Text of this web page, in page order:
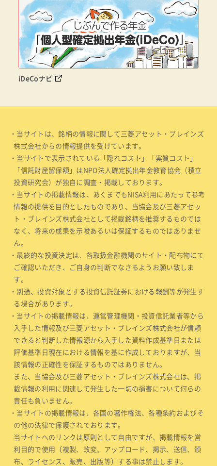
iDeCoナビ
・当サイトは、銘柄の情報に関して三菱アセット・ブレインズ
株式会社からの情報提供を受けています。
・当サイトで表示されている「隠れコスト」「実質コスト」
「信託財産留保額」はNPO法人確定拠出年金教育協会（積立
投資研究会）が独自に調査・掲載しております。
・当サイトの掲載情報は、あくまでもNISA利用にあたって参考
情報の提供を目的としたものであり、当協会及び三菱アセッ
ト・ブレインズ株式会社として掲載銘柄を推奨するものでは
なく、将来の成果を示唆あるいは保証するものではありませ
ん。
・最終的な投資決定は、各取扱金融機関のサイト・配布物にて
ご確認いただき、ご自身の判断でなさるようお願い致しま
す。
・別途、投資対象とする投資信託証券における報酬等が発生す
る場合があります。
・当サイトの掲載情報は、運営管理機関・投資信託業者等から
入手した情報及び三菱アセット・ブレインズ株式会社が信頼
できると判断した情報源から入手した資料作成基準日または
評価基準日現在における情報を基に作成しておりますが、当
該情報の正確性を保証するものではありません。
また、当協会及び三菱アセット・ブレインズ株式会社は、掲
載情報の利用に関連して発生した一切の損害について何らの
責任も負いません。
・当サイトの掲載情報は、各国の著作権法、各種条約およびそ
の他の法律で保護されております。
当サイトへのリンクは原則として自由ですが、掲載情報を営
利目的で使用（複製、改変、アップロード、掲示、送信、頒
布、ライセンス、販売、出版等）する事は禁止します。